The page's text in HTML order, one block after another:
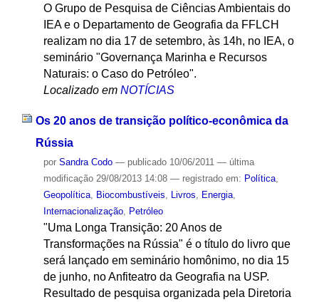
O Grupo de Pesquisa de Ciências Ambientais do
IEA e o Departamento de Geografia da FFLCH
realizam no dia 17 de setembro, às 14h, no IEA, o
seminário "Governança Marinha e Recursos
Naturais: o Caso do Petróleo".
Localizado em NOTÍCIAS
Os 20 anos de transição político-econômica da
Rússia
por Sandra Codo — publicado10/06/2011 — última
modificação29/08/2013 14:08 — registrado em: Política,
Geopolítica, Biocombustíveis Livros Energia,
Internacionalização, Petróleo
"Uma Longa Transição: 20 Anos de
Transformações na Rússia" é o título do livro que
será lançado em seminário homônimo, no dia 15
de junho, no Anfiteatro da Geografia na USP.
Resultado de pesquisa organizada pela Diretoria